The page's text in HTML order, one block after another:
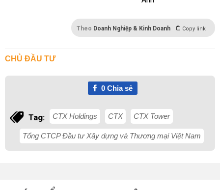
Theo Doanh Nghiệp & Kinh Doanh Copy link
CHỦ ĐẦU TƯ
0Chia sẻ
Tag: CTX Holdings CTX CTX Tower
Tổng CTCP Đầu tư Xây dựng và Thương mại Việt Nam